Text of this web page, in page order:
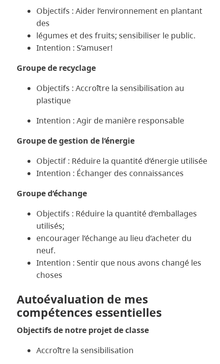
Objectifs : Aider l’environnement en plantant
des
légumes et des fruits; sensibiliser le public.
Intention : S’amuser!
Groupe de recyclage
Objectifs : Accroître la sensibilisation au
plastique
Intention : Agir de manière responsable
Groupe de gestion de l’énergie
Objectif : Réduire la quantité d’énergie utilisée
Intention : Échanger des connaissances
Groupe d’échange
Objectifs : Réduire la quantité d’emballages
utilisés;
encourager l’échange au lieu d’acheter du
neuf.
Intention : Sentir que nous avons changé les
choses
Autoévaluation de mes
compétences essentielles
Objectifs de notre projet de classe
Accroître la sensibilisation